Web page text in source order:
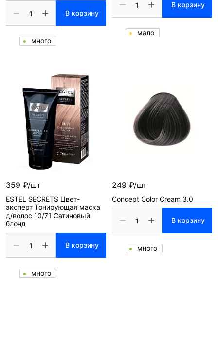
В корзину
много
В корзину
мало
359 ₽/шт
ESTEL SECRETS Цвет-
эксперт Тонирующая маска
д/волос 10/71 Сатиновый
блонд
В корзину
много
249 ₽/шт
Concept Color Cream 3.0
В корзину
много